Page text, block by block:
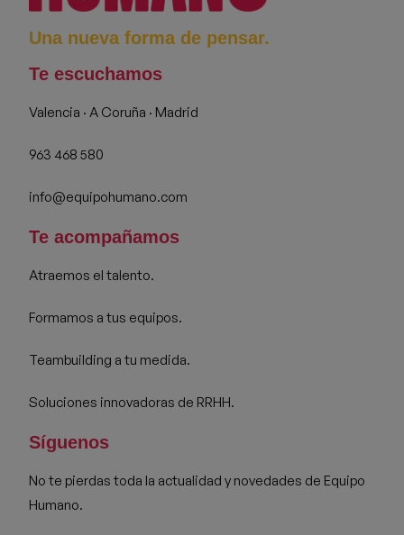
Una nueva forma de pensar.
Te escuchamos
Valencia · A Coruña · Madrid
963 468 580
info@equipohumano.com
Te acompañamos
Atraemos el talento.
Formamos a tus equipos.
Teambuilding a tu medida.
Soluciones innovadoras de RRHH.
Síguenos
No te pierdas toda la actualidad y novedades de Equipo
Humano.